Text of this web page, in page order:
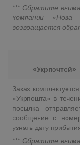
*** Обратите
компании
возвращается
«Укрпочтой»
Заказ
«Укрпошта» в
посылка
сообщение с
узнать дату
*** Обратите